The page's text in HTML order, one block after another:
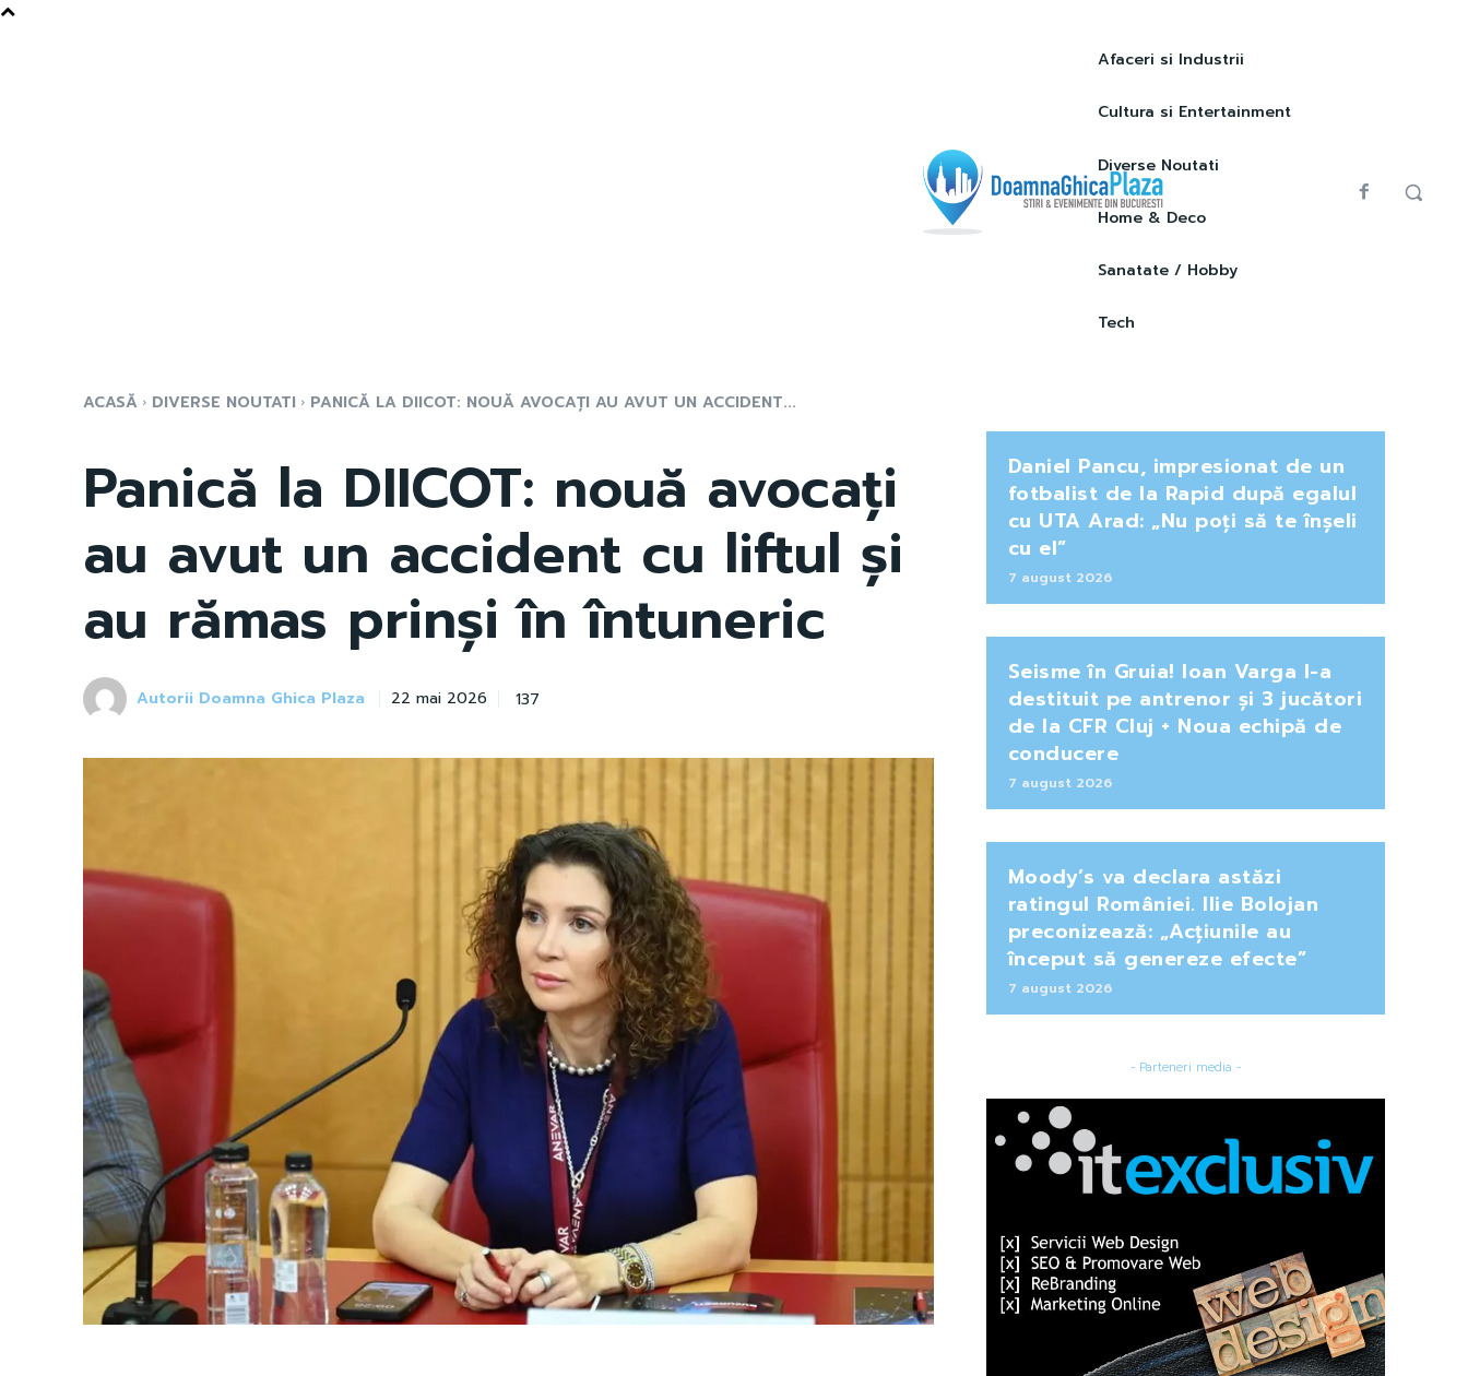
Afaceri si Industrii
Cultura si Entertainment
Diverse Noutati
Home & Deco
Sanatate / Hobby
Tech
ACASĂ DIVERSE NOUTATI PANICĂ LA DIICOT: NOUĂ AVOCAȚI AU AVUT UN ACCIDENT...
Panică la DIICOT: nouă avocați
au avut un accident cu liftul și
au rămas prinși în întuneric
Autorii Doamna Ghica Plaza 22 mai 2026 137
Daniel Pancu, impresionat de un
fotbalist de la Rapid după egalul
cu UTA Arad: „Nu poți să te înșeli
cu el”
7 august 2026
Seisme în Gruia! Ioan Varga l-a
destituit pe antrenor și 3 jucători
de la CFR Cluj + Noua echipă de
conducere
7 august 2026
Moody’s va declara astăzi
ratingul României. Ilie Bolojan
preconizează: „Acțiunile au
început să genereze efecte”
7 august 2026
- Parteneri media -